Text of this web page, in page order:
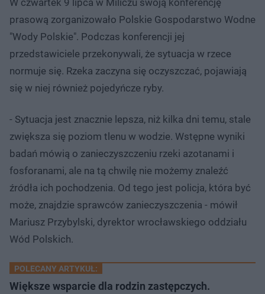
W czwartek 9 lipca w Miliczu swoją konferencję
prasową zorganizowało Polskie Gospodarstwo Wodne
"Wody Polskie". Podczas konferencji jej
przedstawiciele przekonywali, że sytuacja w rzece
normuje się. Rzeka zaczyna się oczyszczać, pojawiają
się w niej również pojedyńcze ryby.
- Sytuacja jest znacznie lepsza, niż kilka dni temu, stale
zwiększa się poziom tlenu w wodzie. Wstępne wyniki
badań mówią o zanieczyszczeniu rzeki azotanami i
fosforanami, ale na tą chwilę nie możemy znaleźć
źródła ich pochodzenia. Od tego jest policja, która być
może, znajdzie sprawców zanieczyszczenia - mówił
Mariusz Przybylski, dyrektor wrocławskiego oddziału
Wód Polskich.
POLECANY ARTYKUŁ:
Większe wsparcie dla rodzin zastępczych.